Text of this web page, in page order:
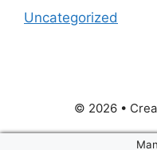
Uncategorized
© 2026 •